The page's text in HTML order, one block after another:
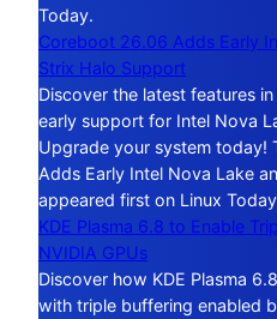
Today.
Coreboot 26.06 Adds Early
Strix Halo Support
Discover the latest features
early support for Intel Nova
Upgrade your system today!
Adds Early Intel Nova Lake
appeared first on Linux
KDE Plasma 6.8 to Enable
NVIDIA GPUs
Discover how KDE Plasma
with triple buffering enabled